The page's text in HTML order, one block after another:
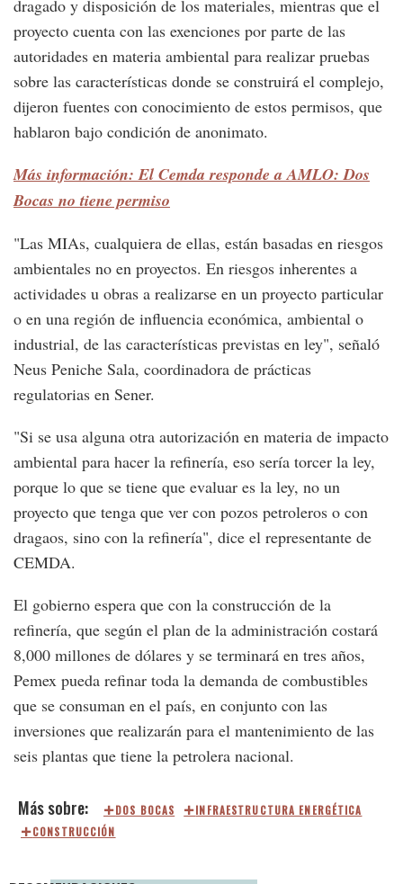
dragado y disposición de los materiales, mientras que el
proyecto cuenta con las exenciones por parte de las
autoridades en materia ambiental para realizar pruebas
sobre las características donde se construirá el complejo,
dijeron fuentes con conocimiento de estos permisos, que
hablaron bajo condición de anonimato.
Más información: El Cemda responde a AMLO: Dos
Bocas no tiene permiso
"Las MIAs, cualquiera de ellas, están basadas en riesgos
ambientales no en proyectos. En riesgos inherentes a
actividades u obras a realizarse en un proyecto particular
o en una región de influencia económica, ambiental o
industrial, de las características previstas en ley", señaló
Neus Peniche Sala, coordinadora de prácticas
regulatorias en Sener.
"Si se usa alguna otra autorización en materia de impacto
ambiental para hacer la refinería, eso sería torcer la ley,
porque lo que se tiene que evaluar es la ley, no un
proyecto que tenga que ver con pozos petroleros o con
dragaos, sino con la refinería", dice el representante de
CEMDA.
El gobierno espera que con la construcción de la
refinería, que según el plan de la administración costará
8,000 millones de dólares y se terminará en tres años,
Pemex pueda refinar toda la demanda de combustibles
que se consuman en el país, en conjunto con las
inversiones que realizarán para el mantenimiento de las
seis plantas que tiene la petrolera nacional.
DOS BOCAS
INFRAESTRUCTURA ENERGÉTICA
CONSTRUCCIÓN